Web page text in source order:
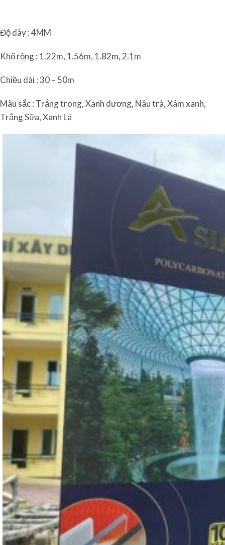
Độ dày : 4MM
Khổ rộng : 1.22m, 1.56m, 1.82m, 2.1m
Chiều dài : 30 – 50m
Màu sắc : Trắng trong, Xanh dương, Nâu trà, Xám xanh,
Trắng Sữa, Xanh Lá